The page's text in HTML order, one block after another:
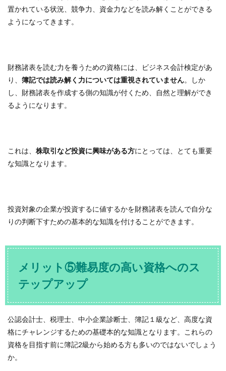
置かれている状況、競争力、資金力などを読み解くことができる
ようになってきます。
財務諸表を読む力を養うための資格には、ビジネス会計検定があ
り、 簿記では読み解く力については重視されていません。しか
し、財務諸表を作成する側の知識が付くため、自然と理解ができ
るようになります。
これは、 株取引など投資に興味がある方にとっては、とても重要
な知識となります。
投資対象の企業が投資するに値するかを財務諸表を読んで自分な
りの判断下すための基本的な知識を付けることができます。
メリット⑤難易度の高い資格へのス
テップアップ
公認会計士、税理士、中小企業診断士、簿記１級など、高度な資
格にチャレンジするための基礎本的な知識となります。これらの
資格を目指す前に簿記2級から始める方も多いのではないでしょう
か。